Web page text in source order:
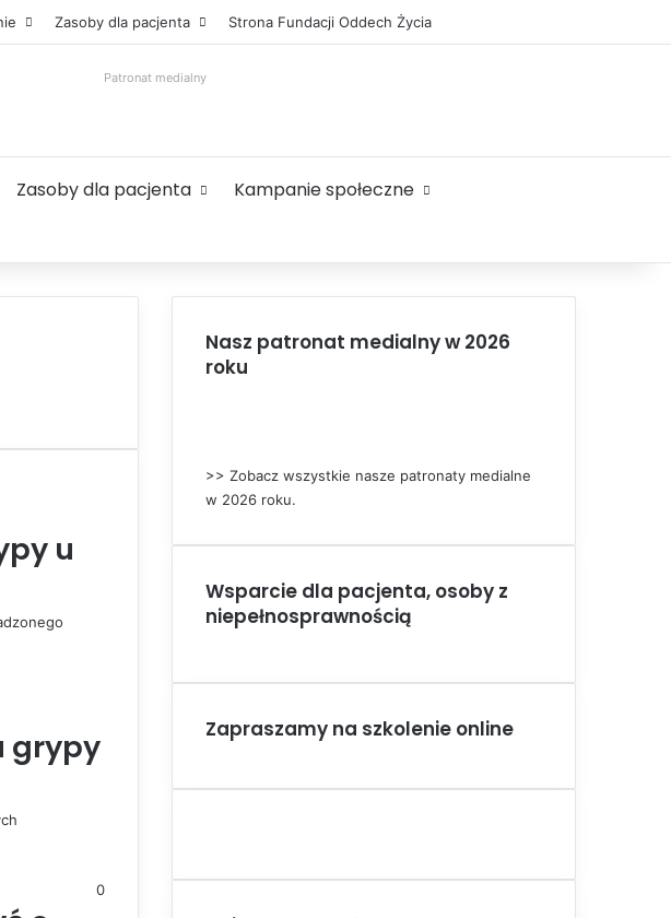
Zasoby dla pacjenta Strona Fundacji Oddech Życia
Patronat medialny
Zasoby dla pacjenta Kampanie społeczne
u
grypy
0
Nasz patronat medialny w 2026
roku
>> Zobacz wszystkie nasze patronaty medialne
w 2026 roku.
Wsparcie dla pacjenta, osoby z
niepełnosprawnością
Zapraszamy na szkolenie online